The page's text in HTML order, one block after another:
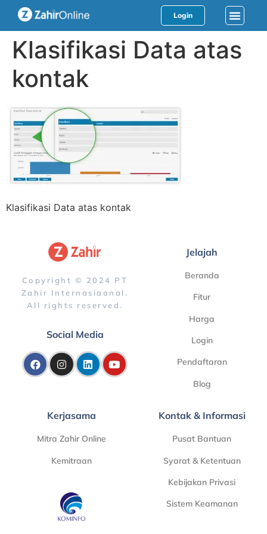
Login
Klasifikasi Data atas
kontak
Klasifikasi Data atas kontak
Copyright © 2024 PT
Zahir Internasiaonal.
All rights reserved.
Social Media
Jelajah
Beranda
Fitur
Harga
Login
Pendaftaran
Blog
Kerjasama
Mitra Zahir Online
Kemitraan
Kontak & Informasi
Pusat Bantuan
Syarat & Ketentuan
Kebijakan Privasi
Sistem Keamanan